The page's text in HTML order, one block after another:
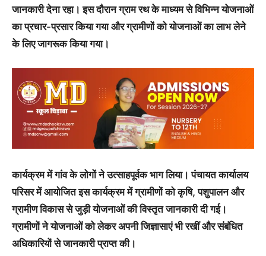
जानकारी देना रहा। इस दौरान ग्राम रथ के माध्यम से विभिन्न योजनाओं
का प्रचार-प्रसार किया गया और ग्रामीणों को योजनाओं का लाभ लेने
के लिए जागरूक किया गया।
कार्यक्रम में गांव के लोगों ने उत्साहपूर्वक भाग लिया। पंचायत कार्यालय
परिसर में आयोजित इस कार्यक्रम में ग्रामीणों को कृषि, पशुपालन और
ग्रामीण विकास से जुड़ी योजनाओं की विस्तृत जानकारी दी गई।
ग्रामीणों ने योजनाओं को लेकर अपनी जिज्ञासाएं भी रखीं और संबंधित
अधिकारियों से जानकारी प्राप्त की।